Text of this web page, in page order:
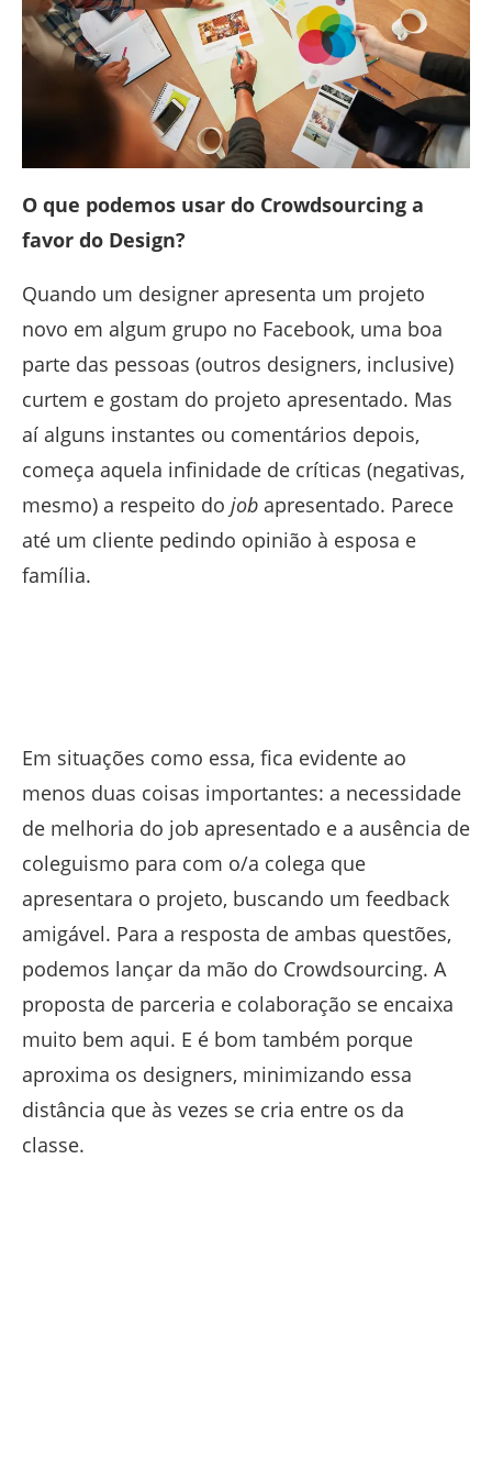
O que podemos usar do Crowdsourcing a
favor do Design?
Quando um designer apresenta um projeto
novo em algum grupo no Facebook, uma boa
parte das pessoas (outros designers, inclusive)
curtem e gostam do projeto apresentado. Mas
aí alguns instantes ou comentários depois,
começa aquela infinidade de críticas (negativas,
mesmo) a respeito do job apresentado. Parece
até um cliente pedindo opinião à esposa e
família.
Em situações como essa, fica evidente ao
menos duas coisas importantes: a necessidade
de melhoria do job apresentado e a ausência de
coleguismo para com o/a colega que
apresentara o projeto, buscando um feedback
amigável. Para a resposta de ambas questões,
podemos lançar da mão do Crowdsourcing. A
proposta de parceria e colaboração se encaixa
muito bem aqui. E é bom também porque
aproxima os designers, minimizando essa
distância que às vezes se cria entre os da
classe.